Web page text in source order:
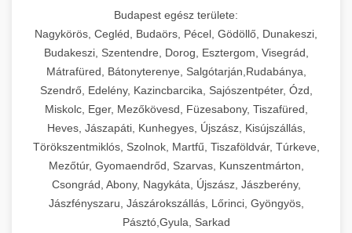
Budapest egész területe:
Nagykörös, Cegléd, Budaörs, Pécel, Gödöllő, Dunakeszi,
Budakeszi, Szentendre, Dorog, Esztergom, Visegrád,
Mátrafüred, Bátonyterenye, Salgótarján,Rudabánya,
Szendrő, Edelény, Kazincbarcika, Sajószentpéter, Ózd,
Miskolc, Eger, Mezőkövesd, Füzesabony, Tiszafüred,
Heves, Jászapáti, Kunhegyes, Újszász, Kisújszállás,
Törökszentmiklós, Szolnok, Martfű, Tiszaföldvár, Túrkeve,
Mezőtúr, Gyomaendrőd, Szarvas, Kunszentmárton,
Csongrád, Abony, Nagykáta, Újszász, Jászberény,
Jászfényszaru, Jászárokszállás, Lőrinci, Gyöngyös,
Pásztó,Gyula, Sarkad